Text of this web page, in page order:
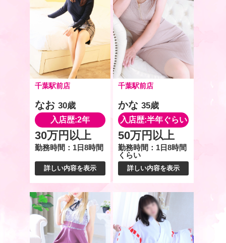
千葉駅前店
なお 30歳
入店歴:2年
30万円以上
勤務時間：1日8時間
詳しい内容を表示
千葉駅前店
かな 35歳
入店歴:半年ぐらい
50万円以上
勤務時間：1日8時間
くらい
詳しい内容を表示